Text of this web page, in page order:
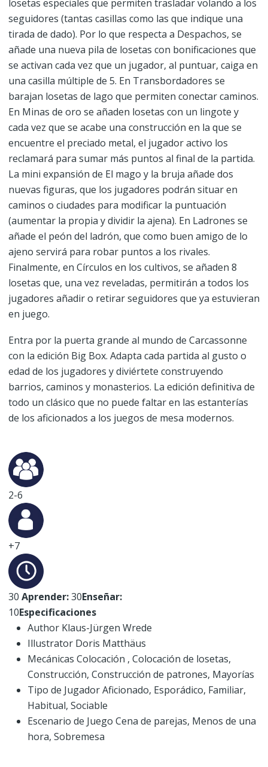
losetas especiales que permiten trasladar volando a los
seguidores (tantas casillas como las que indique una
tirada de dado). Por lo que respecta a Despachos, se
añade una nueva pila de losetas con bonificaciones que
se activan cada vez que un jugador, al puntuar, caiga en
una casilla múltiple de 5. En Transbordadores se
barajan losetas de lago que permiten conectar caminos.
En Minas de oro se añaden losetas con un lingote y
cada vez que se acabe una construcción en la que se
encuentre el preciado metal, el jugador activo los
reclamará para sumar más puntos al final de la partida.
La mini expansión de El mago y la bruja añade dos
nuevas figuras, que los jugadores podrán situar en
caminos o ciudades para modificar la puntuación
(aumentar la propia y dividir la ajena). En Ladrones se
añade el peón del ladrón, que como buen amigo de lo
ajeno servirá para robar puntos a los rivales.
Finalmente, en Círculos en los cultivos, se añaden 8
losetas que, una vez reveladas, permitirán a todos los
jugadores añadir o retirar seguidores que ya estuvieran
en juego.
Entra por la puerta grande al mundo de Carcassonne
con la edición Big Box. Adapta cada partida al gusto o
edad de los jugadores y diviértete construyendo
barrios, caminos y monasterios. La edición definitiva de
todo un clásico que no puede faltar en las estanterías
de los aficionados a los juegos de mesa modernos.
2-6
+7
30 Aprender:30Enseñar:
10Especificaciones
Author Klaus-Jürgen Wrede
Illustrator Doris Matthäus
Mecánicas Colocación , Colocación de losetas,
Construcción, Construcción de patrones, Mayorías
Tipo de Jugador Aficionado, Esporádico, Familiar,
Habitual, Sociable
Escenario de Juego Cena de parejas, Menos de una
hora, Sobremesa